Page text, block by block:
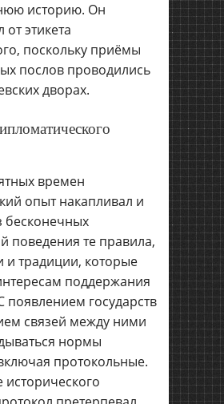
историю. Он
этикета
поскольку приёмы
послов проводились
дворах.
времен
опыт накапливал и
бесконечных
поведения те правила,
и традиции, которые
поддержания
государств
связей между ними
нормы
протокольные.
исторического